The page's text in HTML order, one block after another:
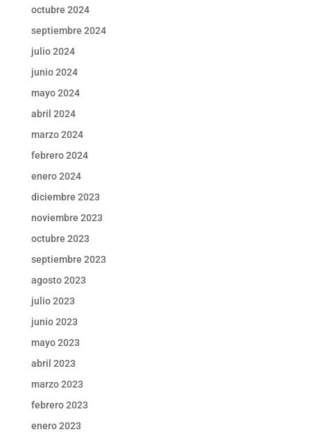
octubre 2024
septiembre 2024
julio 2024
junio 2024
mayo 2024
abril 2024
marzo 2024
febrero 2024
enero 2024
diciembre 2023
noviembre 2023
octubre 2023
septiembre 2023
agosto 2023
julio 2023
junio 2023
mayo 2023
abril 2023
marzo 2023
febrero 2023
enero 2023